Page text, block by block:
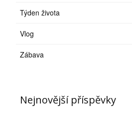
Týden života
Vlog
Zábava
Nejnovější příspěvky